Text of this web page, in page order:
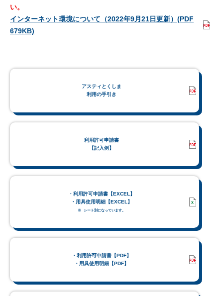
い。
インターネット環境について（2022年9月21日更新）(PDF
679KB)
アスティとくしま
利用の手引き
利用許可申請書
【記入例】
・利用許可申請書【EXCEL】
・用具使用明細【EXCEL】
シート別になっています。
・利用許可申請書【PDF】
・用具使用明細【PDF】